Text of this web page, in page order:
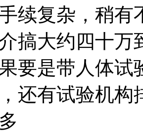
续复杂，稍有
搞大约四十万
要是带人体试
还有试验机构